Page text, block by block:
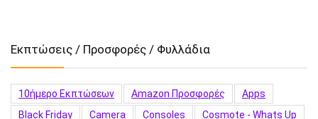
Εκπτώσεις / Προσφορές / Φυλλάδια
10ήμερο Εκπτώσεων Amazon Προσφορές
Apps
Black Friday
Camera Consoles
Cosmote - Whats Up